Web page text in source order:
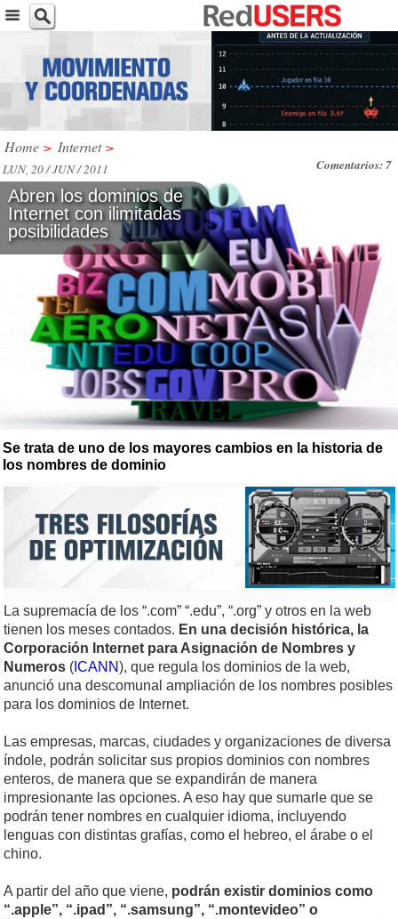
Home > Internet >
Comentarios: 7
LUN, 20 / JUN / 2011
Abren los dominios de
Internet con ilimitadas
posibilidades
Se trata de uno de los mayores cambios en la historia de
los nombres de dominio
La supremacía de los “.com” “.edu”, “.org” y otros en la web
tienen los meses contados. En una decisión histórica, la
Corporación Internet para Asignación de Nombres y
Numeros ( ICANN), que regula los dominios de la web,
anunció una descomunal ampliación de los nombres posibles
para los dominios de Internet.
Las empresas, marcas, ciudades y organizaciones de diversa
índole, podrán solicitar sus propios dominios con nombres
enteros, de manera que se expandirán de manera
impresionante las opciones. A eso hay que sumarle que se
podrán tener nombres en cualquier idioma, incluyendo
lenguas con distintas grafías, como el hebreo, el árabe o el
chino.
A partir del año que viene, podrán existir dominios como
“.apple”, “.ipad”, “.samsung”, “.montevideo” o